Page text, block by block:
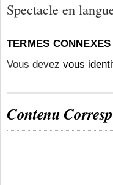
Spectacle en
TERMES CONNEXES
Vous devez vous
Contenu